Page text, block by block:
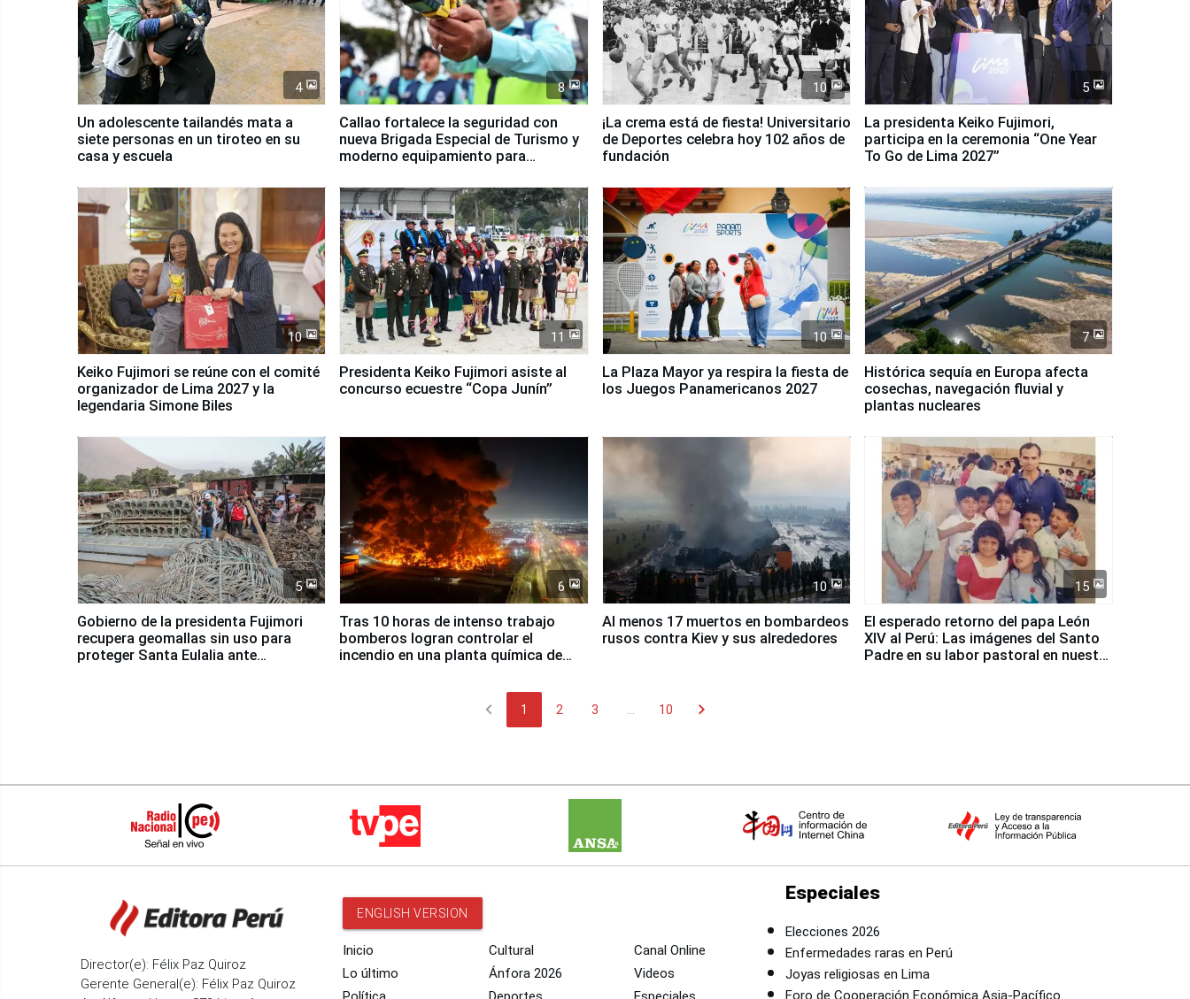
4
Un adolescente tailandés mata a
siete personas en un tiroteo en su
casa y escuela
8
Callao fortalece la seguridad con
nueva Brigada Especial de Turismo y
moderno equipamiento para
10
¡La crema está de fiesta! Universitario
de Deportes celebra hoy 102 años de
fundación
5
La presidenta Keiko Fujimori,
participa en la ceremonia “One Year
To Go de Lima 2027”
10
Keiko Fujimori se reúne con el comité
organizador de Lima 2027 y la
legendaria Simone Biles
11
Presidenta Keiko Fujimori asiste al
concurso ecuestre “Copa Junín”
10
La Plaza Mayor ya respira la fiesta de
los Juegos Panamericanos 2027
7
Histórica sequía en Europa afecta
cosechas, navegación fluvial y
plantas nucleares
5
Gobierno de la presidenta Fujimori
recupera geomallas sin uso para
proteger Santa Eulalia ante
6
Tras 10 horas de intenso trabajo
bomberos logran controlar el
incendio en una planta química de
10
Al menos 17 muertos en bombardeos
rusos contra Kiev y sus alrededores
15
El esperado retorno del papa León
XIV al Perú: Las imágenes del Santo
Padre en su labor pastoral en nuestro
chevron_left 1 2 3 ... 10 chevron_right
Director(e): Félix Paz Quiroz
Gerente General(e): Félix Paz Quiroz
ENGLISH VERSION
Inicio
Lo último
Cultural
Ánfora 2026
Canal Online
Videos
Especiales
Elecciones 2026
Enfermedades raras en Perú
Joyas religiosas en Lima
Foro de Cooperación Económica Asia-Pacífico